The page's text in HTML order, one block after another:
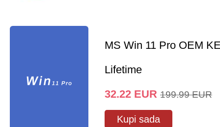
MS Win 11 Pro OEM
Lifetime
32.22 EUR 199.99 EUR
Kupi sada